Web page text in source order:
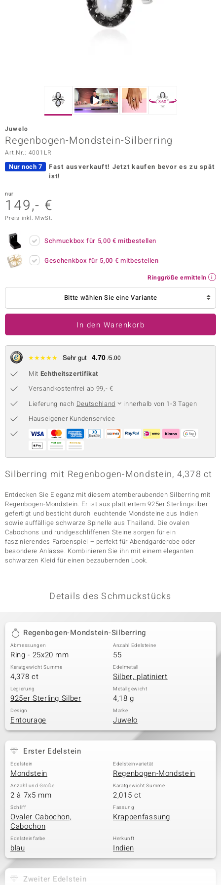
Vogue
BY DE MELO
Collection
Classics
360°
Juwelo
Regenbogen-Mondstein-Silberring
Art.Nr.: 4001LR
Nur noch 7 Fast ausverkauft! Jetzt kaufen bevor es zu spät
ist!
nur
149,- €
Preis inkl. MwSt.
Schmuckbox für 5,00 € mitbestellen
Geschenkbox für 5,00 € mitbestellen
Ringgröße ermitteln
Bitte wählen Sie eine Variante
In den Warenkorb
★★★★★ Sehr gut 4.70 /5.00
Mit Echtheitszertifikat
Versandkostenfrei ab 99,- €
Lieferung nach Deutschland
innerhalb von 1-3 Tagen
Hauseigener Kundenservice
Silberring mit Regenbogen-Mondstein, 4,378 ct
Entdecken Sie Eleganz mit diesem atemberaubenden Silberring mit
Regenbogen-Mondstein. Er ist aus plattiertem 925er Sterlingsilber
gefertigt und besticht durch leuchtende Mondsteine aus Indien
sowie auffällige schwarze Spinelle aus Thailand. Die ovalen
Cabochons und rundgeschliffenen Steine sorgen für ein
faszinierendes Farbenspiel – perfekt für Abendgarderobe oder
besondere Anlässe. Kombinieren Sie ihn mit einem eleganten
schwarzen Kleid für einen bezaubernden Look.
Details des Schmuckstücks
Regenbogen-Mondstein-Silberring
Abmessungen
Ring - 25x20 mm
Anzahl Edelsteine
55
Karatgewicht Summe
4,378 ct
Edelmetall
Silber, platiniert
Legierung
925er Sterling Silber
Metallgewicht
4,18 g
Design
Entourage
Marke
Juwelo
Erster Edelstein
Edelstein
Mondstein
Edelsteinvarietät
Regenbogen-Mondstein
Anzahl und Größe
2 à 7x5 mm
Karatgewicht Summe
2,015 ct
Schliff
Ovaler Cabochon,
Cabochon
Fassung
Krappenfassung
Edelsteinfarbe
blau
Herkunft
Indien
Zweiter Edelstein